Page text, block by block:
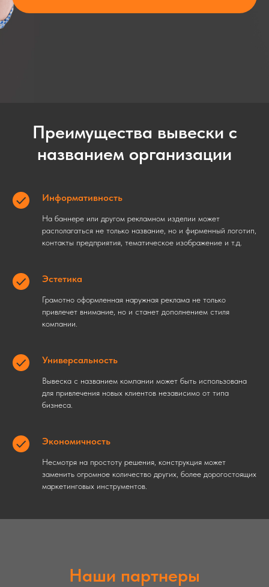
Преимущества вывески с
названием организации
Информативность
На баннере или другом рекламном изделии может
располагаться не только название, но и фирменный логотип,
контакты предприятия, тематическое изображение и т.д.
Эстетика
Грамотно оформленная наружная реклама не только
привлечет внимание, но и станет дополнением стиля
компании.
Универсальность
Вывеска с названием компании может быть использована
для привлечения новых клиентов независимо от типа
бизнеса.
Экономичность
Несмотря на простоту решения, конструкция может
заменить огромное количество других, более дорогостоящих
маркетинговых инструментов.
Наши партнеры